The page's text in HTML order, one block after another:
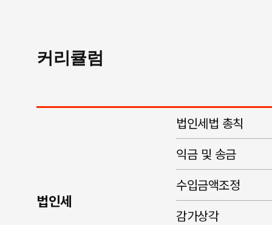
커리큘럼
법인세
법인세법 총칙
익금 및 송금
수입금액조정
감가상각